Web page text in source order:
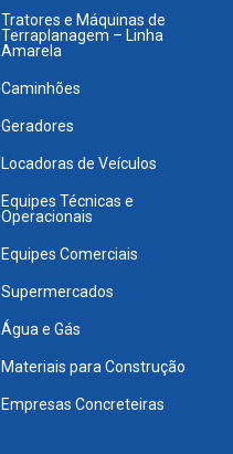
Tratores e Máquinas de
Terraplanagem – Linha
Amarela
Caminhões
Geradores
Locadoras de Veículos
Equipes Técnicas e
Operacionais
Equipes Comerciais
Supermercados
Água e Gás
Materiais para Construção
Empresas Concreteiras